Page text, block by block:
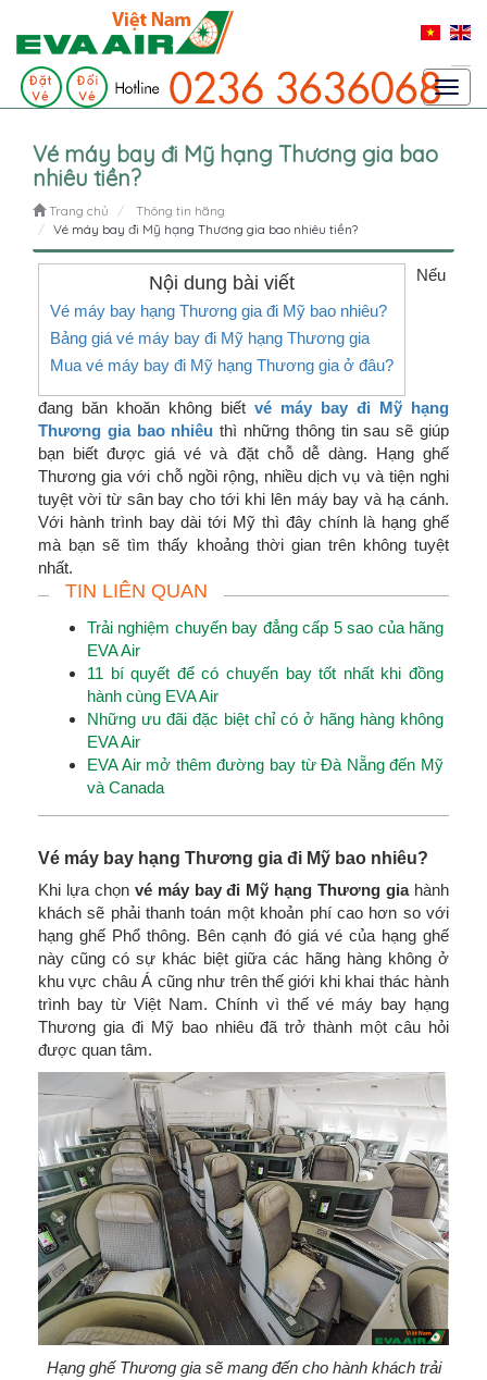
Vé máy bay đi Mỹ hạng Thương gia bao
nhiêu tiền?
Trang chủ
Thông tin hãng
Vé máy bay đi Mỹ hạng Thương gia bao nhiêu tiền?
Nội dung bài viết
Vé máy bay hạng Thương gia đi Mỹ bao nhiêu?
Bảng giá vé máy bay đi Mỹ hạng Thương gia
Mua vé máy bay đi Mỹ hạng Thương gia ở đâu?
Nếu
đang băn khoăn không biết vé máy bay đi Mỹ hạng
Thương gia bao nhiêu thì những thông tin sau sẽ giúp
bạn biết được giá vé và đặt chỗ dễ dàng. Hạng ghế
Thương gia với chỗ ngồi rộng, nhiều dịch vụ và tiện nghi
tuyệt vời từ sân bay cho tới khi lên máy bay và hạ cánh.
Với hành trình bay dài tới Mỹ thì đây chính là hạng ghế
mà bạn sẽ tìm thấy khoảng thời gian trên không tuyệt
nhất.
TIN LIÊN QUAN
Trải nghiệm chuyến bay đẳng cấp 5 sao của hãng
EVA Air
11 bí quyết để có chuyến bay tốt nhất khi đồng
hành cùng EVA Air
Những ưu đãi đặc biệt chỉ có ở hãng hàng không
EVA Air
EVA Air mở thêm đường bay từ Đà Nẵng đến Mỹ
và Canada
Vé máy bay hạng Thương gia đi Mỹ bao nhiêu?
Khi lựa chọn vé máy bay đi Mỹ hạng Thương giahành
khách sẽ phải thanh toán một khoản phí cao hơn so với
hạng ghế Phổ thông. Bên cạnh đó giá vé của hạng ghế
này cũng có sự khác biệt giữa các hãng hàng không ở
khu vực châu Á cũng như trên thế giới khi khai thác hành
trình bay từ Việt Nam. Chính vì thế vé máy bay hạng
Thương gia đi Mỹ bao nhiêu đã trở thành một câu hỏi
được quan tâm.
Hạng ghế Thương gia sẽ mang đến cho hành khách trải